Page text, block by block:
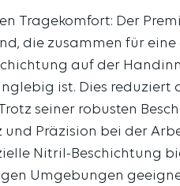
Tragekomfort: Der
die zusammen für
auf der
ist. Dies reduziert
seiner robusten
und Präzision bei der
Nitril-Beschichtung
Umgebungen